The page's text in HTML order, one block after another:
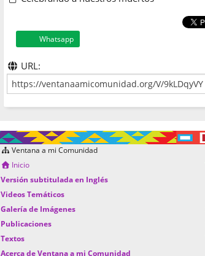
Whatsapp
URL:
Ventana a mi Comunidad
Inicio
Versión subtitulada en Inglés
Videos Temáticos
Galería de Imágenes
Publicaciones
Textos
Acerca de Ventana a mi Comunidad